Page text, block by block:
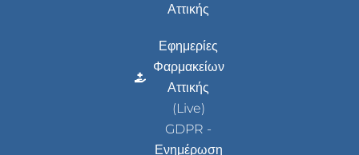
Αττικής
Εφημερίες
Φαρμακείων
Αττικής
(Live)
GDPR -
Ενημέρωση